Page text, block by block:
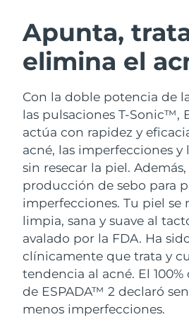
Apunta,
elimina el
Con la doble potencia de
las pulsaciones T-Sonic™,
actúa con rapidez y
acné, las imperfecciones
sin resecar la piel.
producción de sebo para
imperfecciones. Tu piel se
limpia, sana y suave al
avalado por la FDA. Ha
clínicamente que trata y
tendencia al acné. El
de ESPADA™ 2 declaró
menos imperfecciones.
LUNA™ 4 pack
Anti-aging massage
LUNA™ 4 Plus
Massage, LED
LUNA™ 4 Men
For men, anti-
BEAR™ 2 pack
Microcurrent toning
BEAR™ 2 go
Microcurrent
BEAR™ 2 eyes
Microcurrent line
Hidratación
UFO™ 3 pack
Deep facial hydration
UFO™ 3 LED
Near-infrared and
device
issa™ 4
Hybrid silicone
issa™ 4 plus
Smart hybrid
TRATAMIENTO
Antiedad
Austria
Baréin
Bélgica
Bermudas
Bosnia y Herzegovina
Brunéi
Bulgaria
Canadá
Chile